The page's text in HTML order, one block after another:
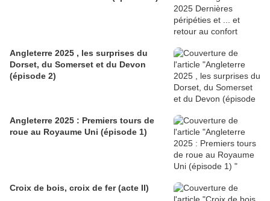
Angleterre 2025 , les surprises du
Dorset, du Somerset et du Devon
(épisode 2)
Angleterre 2025 : Premiers tours de
roue au Royaume Uni (épisode 1)
Croix de bois, croix de fer (acte II)